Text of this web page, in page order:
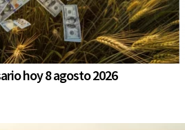
hoy 8 agosto 2026